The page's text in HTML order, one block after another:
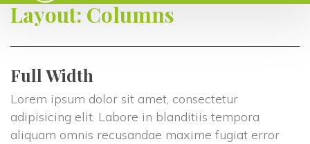
Layout: Column
Full Width
Lorem ipsum dolor sit amet, consectetur
adipisicing elit. Labore in blanditiis tempora
aliquam omnis recusandae maxime fugiat error